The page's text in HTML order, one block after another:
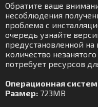
Обратите ваше
несоблюдения
проблема с
очередь узнайте
предустановленной
количество
потребует ресурсов
Операционная
Размер: 723MB